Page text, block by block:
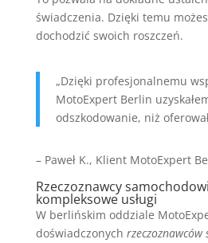
świadczenia. Dzięki temu
dochodzić swoich roszczeń.
„Dzięki profesjonalnemu
MotoExpert Berlin
odszkodowanie, niż
– Paweł K., Klient MotoExpert
Rzeczoznawcy
kompleksowe usługi
W berlińskim oddziale
doświadczonych rzeczoznawców